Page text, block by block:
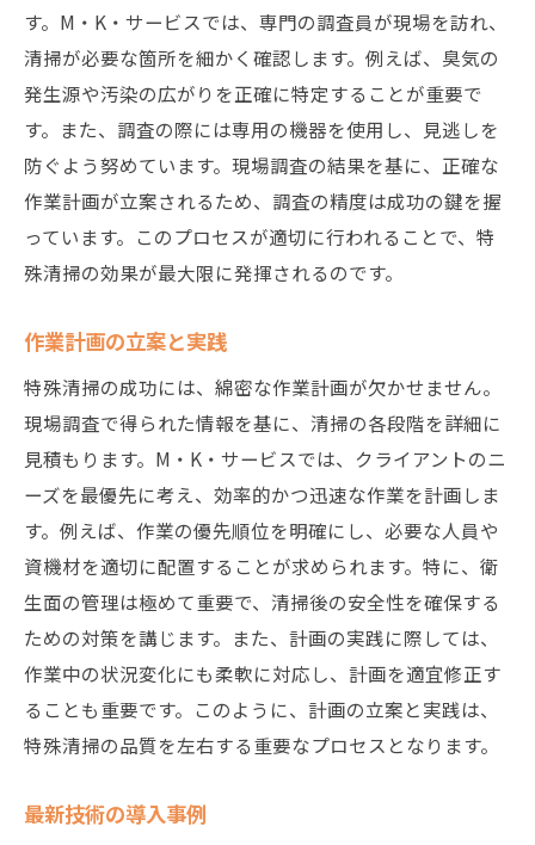
す。M・K・サービスでは、専門の調査員が現場を訪れ、
清掃が必要な箇所を細かく確認します。例えば、臭気の
発生源や汚染の広がりを正確に特定することが重要で
す。また、調査の際には専用の機器を使用し、見逃しを
防ぐよう努めています。現場調査の結果を基に、正確な
作業計画が立案されるため、調査の精度は成功の鍵を握
っています。このプロセスが適切に行われることで、特
殊清掃の効果が最大限に発揮されるのです。
作業計画の立案と実践
特殊清掃の成功には、綿密な作業計画が欠かせません。
現場調査で得られた情報を基に、清掃の各段階を詳細に
見積もります。M・K・サービスでは、クライアントのニ
ーズを最優先に考え、効率的かつ迅速な作業を計画しま
す。例えば、作業の優先順位を明確にし、必要な人員や
資機材を適切に配置することが求められます。特に、衛
生面の管理は極めて重要で、清掃後の安全性を確保する
ための対策を講じます。また、計画の実践に際しては、
作業中の状況変化にも柔軟に対応し、計画を適宜修正す
ることも重要です。このように、計画の立案と実践は、
特殊清掃の品質を左右する重要なプロセスとなります。
最新技術の導入事例